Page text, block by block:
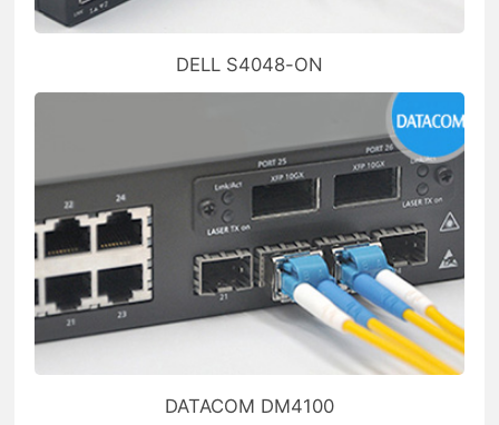
DELL S4048-ON
DATACOM DM4100